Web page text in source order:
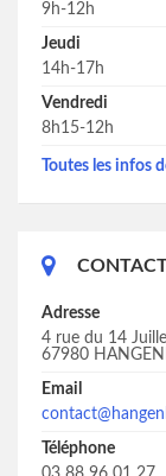
9h-12h
Jeudi
14h-17h
Vendredi
8h15-12h
Toutes les infos
Adresse
4 rue du 14
67980
Email
Téléphone